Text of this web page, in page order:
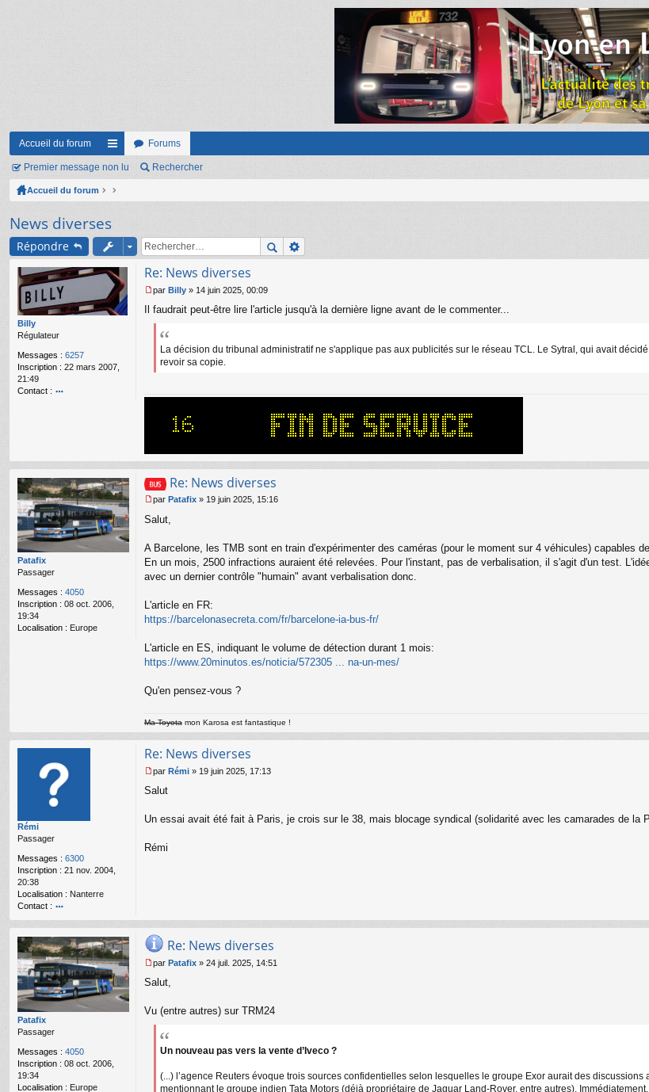
Accueil du forum
ac
co
ci
s
Forums
Premier message non lu Rechercher
Accueil du forum
News diverses
Répondre
Billy
Régulateur
Messages : 6257
Inscription : 22 mars 2007,
21:49
Contact :
Bi
Re: News diverses
e
s
par Billy » 14 juin 2025, 00:09
Il faudrait peut-être lire l'article jusqu'à la dernière ligne avant de le commenter...
La décision du tribunal administratif ne s'applique pas aux publicités sur le réseau TCL. Le Sytral, qui avait
revoir sa copie.
Patafix
Passager
Messages : 4050
Inscription : 08 oct. 2006,
19:34
Localisation : Europe
Re: News diverses
e
s
g
e
o
n
par Patafix » 19 juin 2025, 15:16
Salut,
A Barcelone, les TMB sont en train d'expérimenter des caméras (pour le moment sur 4 véhicules) capables
En un mois, 2500 infractions auraient été relevées. Pour l'instant, pas de verbalisation, il s'agit d'un test.
avec un dernier contrôle "humain" avant verbalisation donc.
L'article en FR:
https://barcelonasecreta.com/fr/barcelone-ia-bus-fr/
L'article en ES, indiquant le volume de détection durant 1 mois:
https://www.20minutos.es/noticia/572305 ... na-un-mes/
Qu'en pensez-vous ?
Ma Toyota mon Karosa est fantastique !
Rémi
Passager
Messages : 6300
Inscription : 21 nov. 2004,
20:38
Localisation : Nanterre
Contact :
o
ac
te
r
R
é
m
i
Re: News diverses
e
s
e
par Rémi » 19 juin 2025, 17:13
Salut
Un essai avait été fait à Paris, je crois sur le 38, mais blocage syndical (solidarité avec les camarades de la
Rémi
Patafix
Passager
Messages : 4050
Inscription : 08 oct. 2006,
19:34
Localisation : Europe
Re: News diverses
e
s
par Patafix » 24 juil. 2025, 14:51
Salut,
Vu (entre autres) sur TRM24
Un nouveau pas vers la vente d’Iveco ?
(...) l’agence Reuters évoque trois sources confidentielles selon lesquelles le groupe Exor aurait des discussions
mentionnant le groupe indien Tata Motors (déjà propriétaire de Jaguar Land-Rover, entre autres).